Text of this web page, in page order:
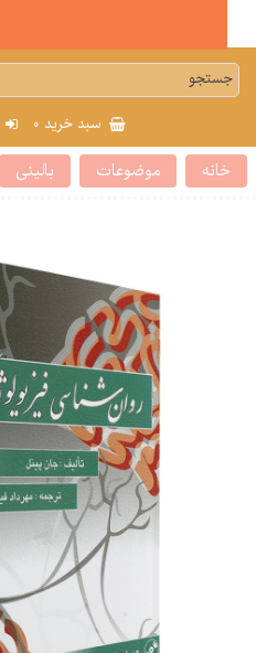
سبد خرید0 ورود
موضوعات بالینی